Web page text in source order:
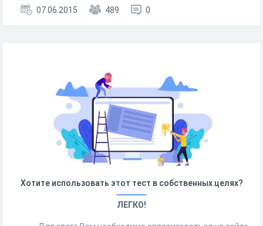
07.06.2015 489 0
Хотите использовать этот тест в собственных целях?
ЛЕГКО!